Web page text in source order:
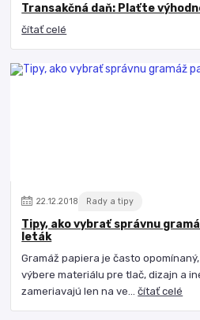
Transakčná daň: Plaťte
čítať celé
22.12.2018 Rady a tipy
Tipy, ako vybrať správnu
leták
Gramáž papiera je často
výbere materiálu pre tlač, dizajn a
zameriavajú len na ve...čítať celé